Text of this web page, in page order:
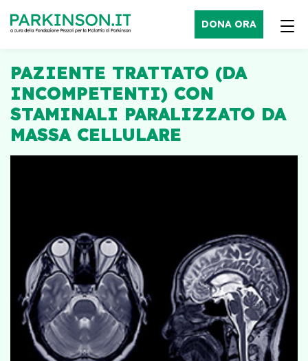
DONA ORA
PAZIENTE TRATTATO (DA
INCOMPETENTI) CON
STAMINALI PARALIZZATO DA
MASSA CELLULARE